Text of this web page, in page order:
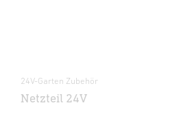
24V-Garten Zubehör
Netzteil 24V